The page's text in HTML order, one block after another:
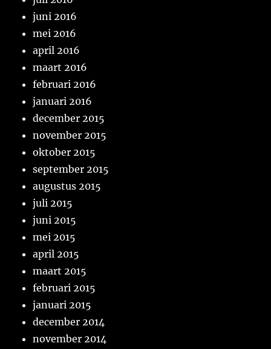
juni 2016
mei 2016
april 2016
maart 2016
februari 2016
januari 2016
december 2015
november 2015
oktober 2015
september 2015
augustus 2015
juli 2015
juni 2015
mei 2015
april 2015
maart 2015
februari 2015
januari 2015
december 2014
november 2014